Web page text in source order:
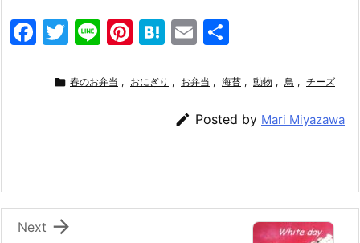
F
o
k
T
itt
Li
e
Pi
er
H
e
a
E
ai
l
 春のお弁当 , おにぎり , お弁当 , 海苔 , 動物 , 鳥 , チーズ
 Posted by Mari Miyazawa

Next